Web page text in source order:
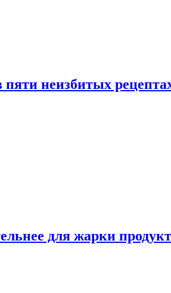
неизбитых
для жарки